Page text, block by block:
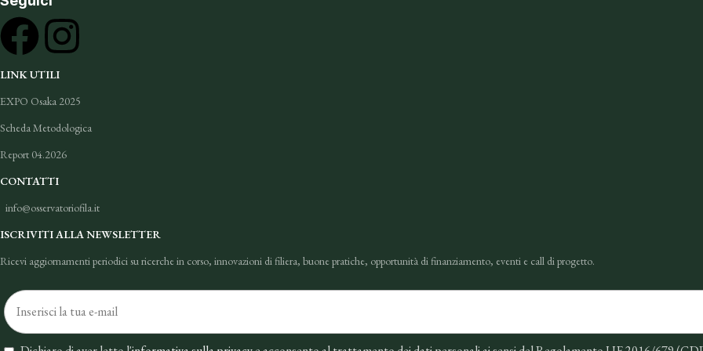
LINK UTILI
EXPO Osaka 2025
Scheda Metodologica
Report 04.2026
CONTATTI
info@osservatoriofila.it
ISCRIVITI ALLA NEWSLETTER
Ricevi aggiornamenti periodici su ricerche in corso, innovazioni di filiera, buone pratiche, opportunità di finanziamento, eventi e call di progetto.